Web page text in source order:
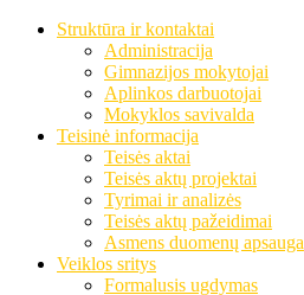
Struktūra ir kontaktai
Administracija
Gimnazijos mokytojai
Aplinkos darbuotojai
Mokyklos savivalda
Teisinė informacija
Teisės aktai
Teisės aktų projektai
Tyrimai ir analizės
Teisės aktų pažeidimai
Asmens duomenų apsauga
Veiklos sritys
Formalusis ugdymas